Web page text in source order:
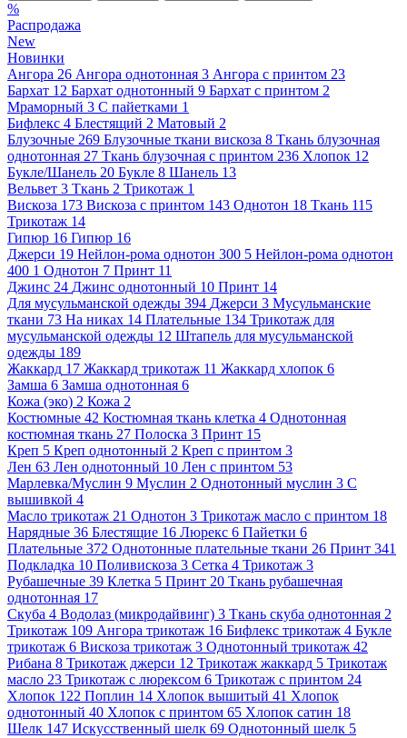
%
Распродажа
New
Новинки
Ангора 26 Ангора однотонная 3 Ангора с принтом 23
Бархат 12 Бархат однотонный 9 Бархат с принтом 2
Мраморный 3 С пайетками 1
Бифлекс 4 Блестящий 2 Матовый 2
Блузочные 269 Блузочные ткани вискоза 8 Ткань блузочная
однотонная 27 Ткань блузочная с принтом 236 Хлопок 12
Букле/Шанель 20 Букле 8 Шанель 13
Вельвет 3 Ткань 2 Трикотаж 1
Вискоза 173 Вискоза с принтом 143 Однотон 18 Ткань 115
Трикотаж 14
Гипюр 16 Гипюр 16
Джерси 19 Нейлон-рома однотон 300 5 Нейлон-рома однотон
400 1 Однотон 7 Принт 11
Джинс 24 Джинс однотонный 10 Принт 14
Для мусульманской одежды 394 Джерси 3 Мусульманские
ткани 73 На никах 14 Плательные 134 Трикотаж для
мусульманской одежды 12 Штапель для мусульманской
одежды 189
Жаккард 17 Жаккард трикотаж 11 Жаккард хлопок 6
Замша 6 Замша однотонная 6
Кожа (эко) 2 Кожа 2
Костюмные 42 Костюмная ткань клетка 4 Однотонная
костюмная ткань 27 Полоска 3 Принт 15
Креп 5 Креп однотонный 2 Креп с принтом 3
Лен 63 Лен однотонный 10 Лен с принтом 53
Марлевка/Муслин 9 Муслин 2 Однотонный муслин 3 С
вышивкой 4
Масло трикотаж 21 Однотон 3 Трикотаж масло с принтом 18
Нарядные 36 Блестящие 16 Люрекс 6 Пайетки 6
Плательные 372 Однотонные плательные ткани 26 Принт 341
Подкладка 10 Поливискоза 3 Сетка 4 Трикотаж 3
Рубашечные 39 Клетка 5 Принт 20 Ткань рубашечная
однотонная 17
Скуба 4 Водолаз (микродайвинг) 3 Ткань скуба однотонная 2
Трикотаж 109 Ангора трикотаж 16 Бифлекс трикотаж 4 Букле
трикотаж 6 Вискоза трикотаж 3 Однотонный трикотаж 42
Рибана 8 Трикотаж джерси 12 Трикотаж жаккард 5 Трикотаж
масло 23 Трикотаж с люрексом 6 Трикотаж с принтом 24
Хлопок 122 Поплин 14 Хлопок вышитый 41 Хлопок
однотонный 40 Хлопок с принтом 65 Хлопок сатин 18
Шелк 147 Искусственный шелк 69 Однотонный шелк 5